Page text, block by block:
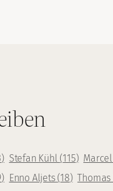
) Stefan Kühl (115)
) Enno Aljets (18)